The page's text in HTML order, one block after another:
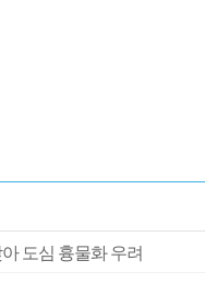
도심 흉물화 우려